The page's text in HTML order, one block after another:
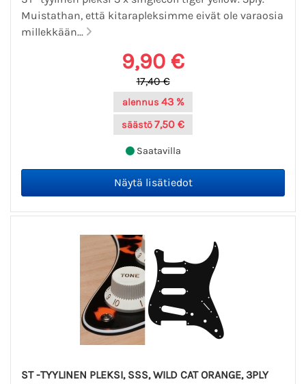
Muistathan, että kitarapleksimme eivät ole varaosia
millekkään...
9,90 €
17,40 €
alennus 43 %
säästö7,50 €
Saatavilla
ST -TYYLINEN PLEKSI, SSS, WILD CAT ORANGE, 3PLY